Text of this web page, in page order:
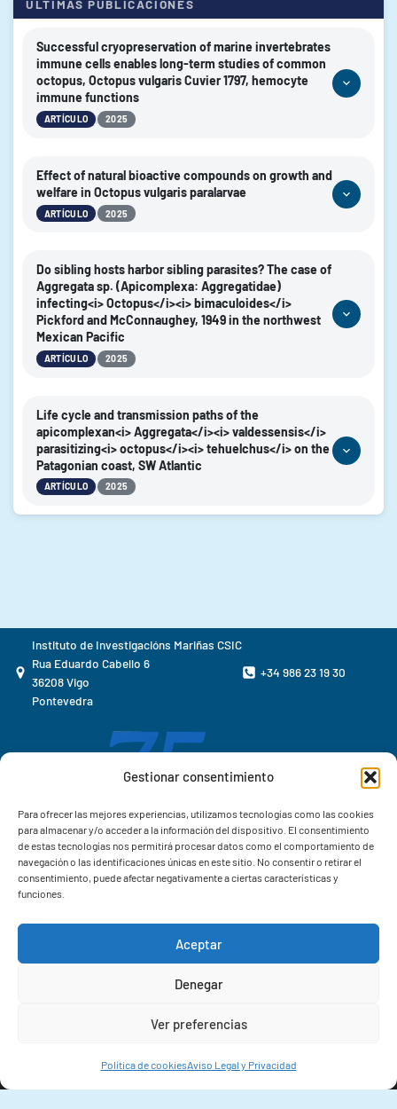
Gestionar consentimiento
Para ofrecer las mejores experiencias, utilizamos tecnologías como las cookies
para almacenar y/o acceder a la información del dispositivo. El consentimiento
de estas tecnologías nos permitirá procesar datos como el comportamiento de
navegación o las identificaciones únicas en este sitio. No consentir o retirar el
consentimiento, puede afectar negativamente a ciertas características y
funciones.
Aceptar
Denegar
Ver preferencias
Política de cookiesAviso Legal y Privacidad
ÚLTIMAS PUBLICACIONES
Successful cryopreservation of marine invertebrates
immune cells enables long-term studies of common
octopus, Octopus vulgaris Cuvier 1797, hemocyte
immune functions
ARTÍCULO | 2025
Costa, María M.; Paredes, Estefania; Peleteiro, Mercedes;
Sánchez-Ruiloba, Lucía; Gambón, Francisco; Dios, Sonia;
Gestal, Camino
REVISTA: Frontiers in Immunology
DOI:https://doi.org/10.3389/fimmu.2025.1543587
Effect of natural bioactive compounds on growth and
welfare in Octopus vulgaris paralarvae
ARTÍCULO | 2025
Martín, M. Virginia; Hachero-Cruzado, Ismael; Navarro, Juan
Carlos; Lago, M. Jesús; Almansa, Eduardo; Gestal, Camino;
Varó, Inmaculada
AÑO:2025
REVISTA: Frontiers in Marine Science
Do sibling hosts harbor sibling parasites? The case of
Aggregata sp. (Apicomplexa: Aggregatidae)
infecting<i> Octopus</i><i> bimaculoides</i>
Pickford and McConnaughey, 1949 in the northwest
Mexican Pacific
ARTÍCULO | 2025
Colunga-Ramirez, Graciela Esmeralda; Gestal, Camino;
Castellanos-Martinez, Sheila
AÑO: 2025
REVISTA: JOURNAL OF INVERTEBRATE PATHOLOGY
Life cycle and transmission paths of the
apicomplexan<i> Aggregata</i><i> valdessensis</i>
parasitizing<i> octopus</i><i> tehuelchus</i> on the
Patagonian coast, SW Atlantic
ARTÍCULO | 2025
REVISTA:JOURNAL OF INVERTEBRATE PATHOLOGY
https://doi.org/10.1016/j.jip.2025.108353
Instituto de Investigacións Mariñas CSIC
Rua Eduardo Cabello 6
36208 Vigo
Pontevedra
+34 986 23 19 30
Correo IIM